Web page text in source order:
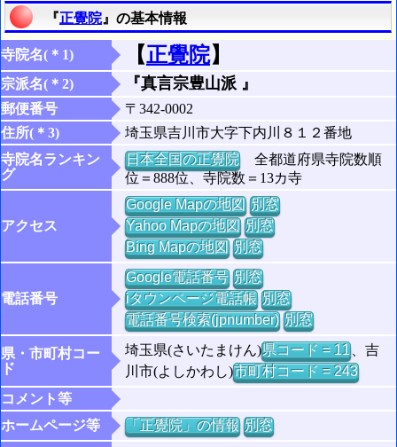
『正覺院』の基本情報
寺院名(＊1) 【正覺院】
宗派名(＊2) 『真言宗豊山派 』
郵便番号
〒342-0002
住所(＊3)
埼玉県吉川市大字下内川８１２番地
寺院名ランキン
グ
日本全国の正覺院全都道府県寺院数順
位＝888位、寺院数＝13カ寺
アクセス
Google Mapの地図 別窓
Yahoo Mapの地図 別窓
Bing Mapの地図 別窓
電話番号
Google電話番号 別窓
iタウンページ電話帳 別窓
電話番号検索(jpnumber) 別窓
県・市町村コー
ド
埼玉県(さいたまけん)県コード = 11、吉
川市(よしかわし)市町村コード = 243
コメント等
ホームページ等
「正覺院」の情報 別窓